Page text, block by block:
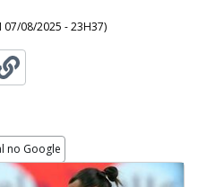
07/08/2025 - 23H37)
no Google